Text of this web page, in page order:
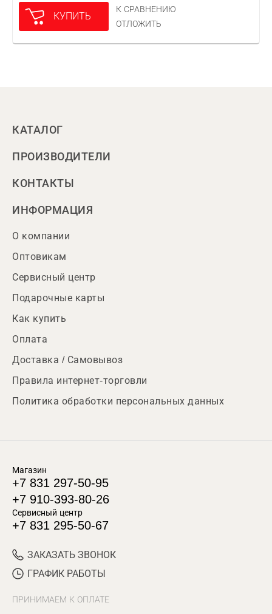
КУПИТЬ
К СРАВНЕНИЮ
ОТЛОЖИТЬ
КАТАЛОГ
ПРОИЗВОДИТЕЛИ
КОНТАКТЫ
ИНФОРМАЦИЯ
О компании
Оптовикам
Сервисный центр
Подарочные карты
Как купить
Оплата
Доставка / Самовывоз
Правила интернет-торговли
Политика обработки персональных данных
Магазин
+7 831 297-50-95
+7 910-393-80-26
Сервисный центр
+7 831 295-50-67
ЗАКАЗАТЬ ЗВОНОК
ГРАФИК РАБОТЫ
ПРИНИМАЕМ К ОПЛАТЕ